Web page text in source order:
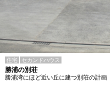
住宅 セカンドハウス
勝浦の別荘
勝浦湾にほど近い丘に建つ別荘の計画